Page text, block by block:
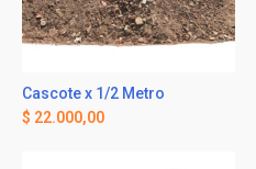
Cascote x 1/2 Metro
$ 22.000,00